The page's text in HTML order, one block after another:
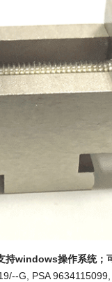
持windows操作系统
G, PSA